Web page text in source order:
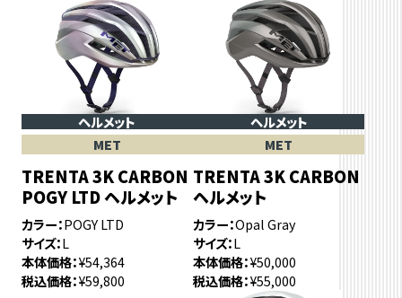
ヘルメット
MET
TRENTA 3K CARBON
POGY LTD ヘルメット
カラー POGY LTD
サイズ L
本体価格 ¥54,364
税込価格 ¥59,800
ヘルメット
MET
TRENTA 3K CARBON
ヘルメット
カラー Opal Gray
サイズ L
本体価格 ¥50,000
税込価格 ¥55,000